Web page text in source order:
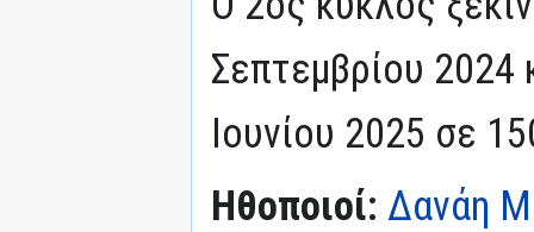
Σεπτεμβρίου 2024
Ιουνίου 2025 σε
Ηθοποιοί: Δανάη